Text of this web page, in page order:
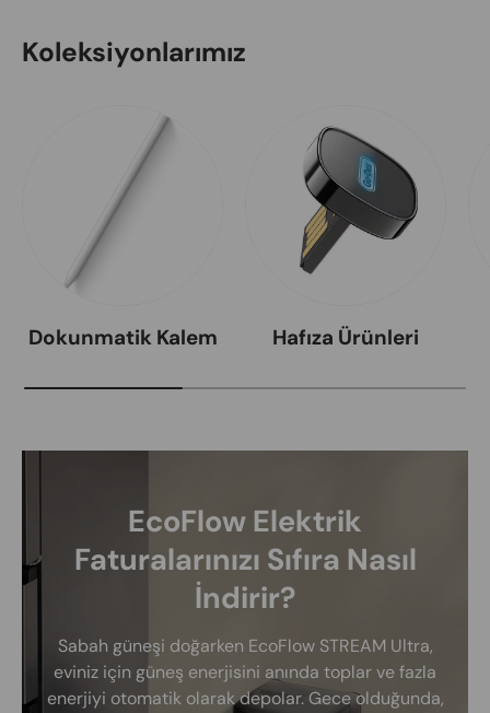
Koleksiyonlarımız
Dokunmatik Kalem Hafıza Ürünleri
EcoFlow Elektrik
Faturalarınızı Sıfıra Nasıl
İndirir?
Sabah güneşi doğarken EcoFlow STREAM Ultra,
eviniz için güneş enerjisini anında toplar ve fazla
enerjiyi otomatik olarak depolar. Gece olduğunda,